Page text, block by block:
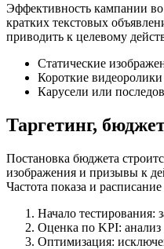
Эффективность кампании во
кратких текстовых
приводить к целевому
Статические
Короткие
Карусели или
Таргетинг,
Постановка бюджета
изображения и призывы к
Частота показа и
Начало тестирования:
Оценка по KPI: анализ
Оптимизация: